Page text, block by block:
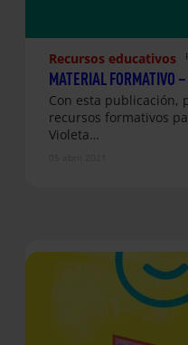
Recursos educativos
MATERIAL FORMATIVO
Con esta publicación,
recursos formativos
Violeta…